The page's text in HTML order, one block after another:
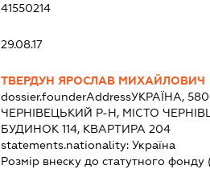
41550214
29.08.17
ТВЕРДУН ЯРОСЛАВ МИХАЙЛОВИЧ
dossier.founderAddressУКРАЇНА,
ЧЕРНІВЕЦЬКИЙ Р-Н, МІСТО
БУДИНОК 114, КВАРТИРА 204
statements.nationality: Україна
Розмір внеску до статутного фонду